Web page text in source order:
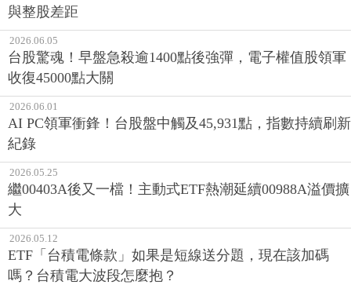
與整股差距
2026.06.05
台股驚魂！早盤急殺逾1400點後強彈，電子權值股領軍
收復45000點大關
2026.06.01
AI PC領軍衝鋒！台股盤中觸及45,931點，指數持續刷新
紀錄
2026.05.25
繼00403A後又一檔！主動式ETF熱潮延續00988A溢價擴
大
2026.05.12
ETF「台積電條款」如果是短線送分題，現在該加碼
嗎？台積電大波段怎麼抱？